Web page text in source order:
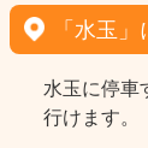
「水玉
水玉に停車
行けます。